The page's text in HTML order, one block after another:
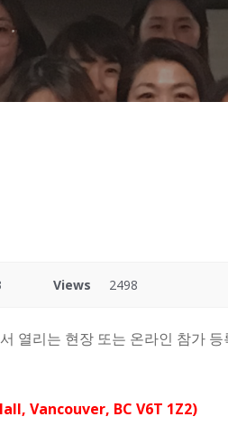
Views 2498
리는 현장 또는 온라인 참가 등
Vancouver, BC V6T 1Z2)